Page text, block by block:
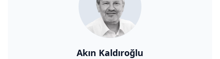
Akın Kaldıroğlu